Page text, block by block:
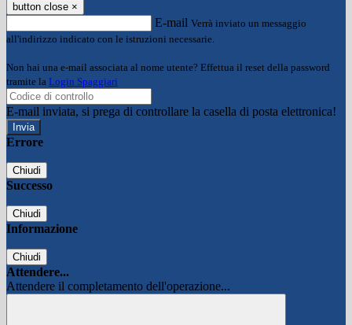
button close ×
E-mail Verrà inviato un messaggio
all'indirizzo indicato con le istruzioni necessarie.
Non hai una e-mail associata al nome utente? Effettua il reset della password
tramite la Login Spaggiari
E-mail inviata, si prega di controllare la casella di posta elettronica!
Errore
Chiudi
Successo
Chiudi
Informazione
Chiudi
Attendere...
Attendere il completamento dell'operazione...